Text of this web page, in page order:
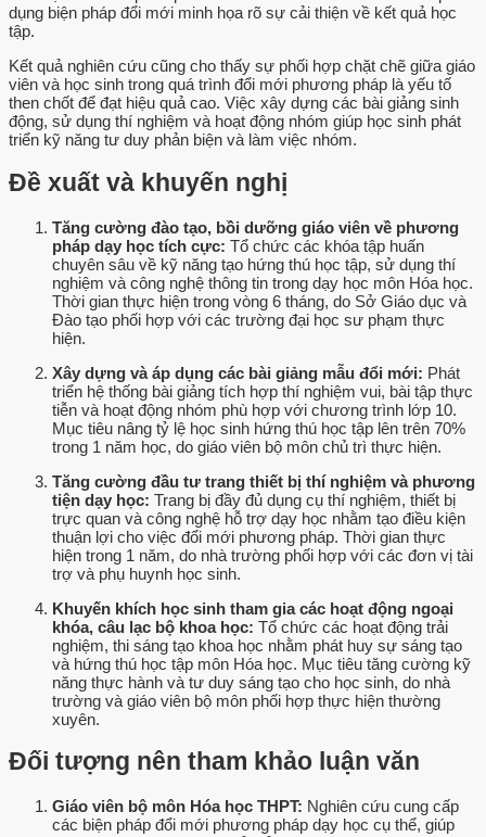
dụng biện pháp đổi mới minh họa rõ sự cải thiện về kết quả học
tập.
Kết quả nghiên cứu cũng cho thấy sự phối hợp chặt chẽ giữa giáo
viên và học sinh trong quá trình đổi mới phương pháp là yếu tố
then chốt để đạt hiệu quả cao. Việc xây dựng các bài giảng sinh
động, sử dụng thí nghiệm và hoạt động nhóm giúp học sinh phát
triển kỹ năng tư duy phản biện và làm việc nhóm.
Đề xuất và khuyến nghị
Tăng cường đào tạo, bồi dưỡng giáo viên về phương
pháp dạy học tích cực: Tổ chức các khóa tập huấn
chuyên sâu về kỹ năng tạo hứng thú học tập, sử dụng thí
nghiệm và công nghệ thông tin trong dạy học môn Hóa học.
Thời gian thực hiện trong vòng 6 tháng, do Sở Giáo dục và
Đào tạo phối hợp với các trường đại học sư phạm thực
hiện.
Xây dựng và áp dụng các bài giảng mẫu đổi mới: Phát
triển hệ thống bài giảng tích hợp thí nghiệm vui, bài tập thực
tiễn và hoạt động nhóm phù hợp với chương trình lớp 10.
Mục tiêu nâng tỷ lệ học sinh hứng thú học tập lên trên 70%
trong 1 năm học, do giáo viên bộ môn chủ trì thực hiện.
Tăng cường đầu tư trang thiết bị thí nghiệm và phương
tiện dạy học: Trang bị đầy đủ dụng cụ thí nghiệm, thiết bị
trực quan và công nghệ hỗ trợ dạy học nhằm tạo điều kiện
thuận lợi cho việc đổi mới phương pháp. Thời gian thực
hiện trong 1 năm, do nhà trường phối hợp với các đơn vị tài
trợ và phụ huynh học sinh.
Khuyến khích học sinh tham gia các hoạt động ngoại
khóa, câu lạc bộ khoa học: Tổ chức các hoạt động trải
nghiệm, thi sáng tạo khoa học nhằm phát huy sự sáng tạo
và hứng thú học tập môn Hóa học. Mục tiêu tăng cường kỹ
năng thực hành và tư duy sáng tạo cho học sinh, do nhà
trường và giáo viên bộ môn phối hợp thực hiện thường
xuyên.
Đối tượng nên tham khảo luận văn
Giáo viên bộ môn Hóa học THPT: Nghiên cứu cung cấp
các biện pháp đổi mới phương pháp dạy học cụ thể, giúp